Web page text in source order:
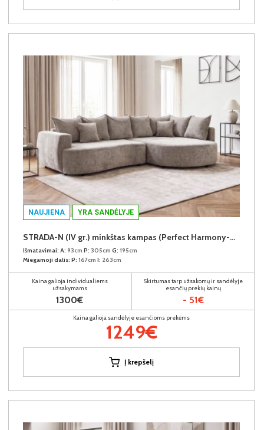
NAUJIENA YRA SANDĖLYJE
STRADA-N (IV gr.) minkštas kampas (Perfect Harmony-04) D
Išmatavimai: A: 93cm P: 305cm G: 195cm
Miegamoji dalis: P: 167cm I: 263cm
Kaina galioja individualiems
užsakymams
1300€
Skirtumas tarp užsakomų ir sandėlyje
esančių prekių kainų
- 51€
Kaina galioja sandėlyje esančioms prekėms
1249€
Į krepšelį